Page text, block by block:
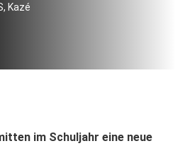
Kazé
im Schuljahr eine neue